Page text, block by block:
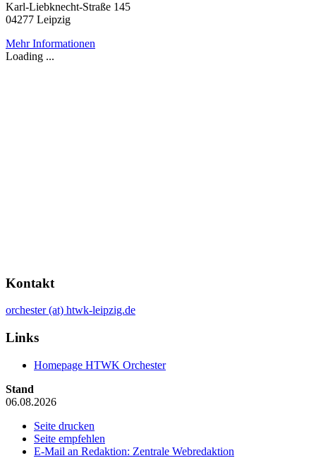
Karl-Liebknecht-Straße 145
04277 Leipzig
Mehr Informationen
Loading ...
Kontakt
orchester (at) htwk-leipzig.de
Links
Homepage HTWK Orchester
Stand
06.08.2026
Seite drucken
Seite empfehlen
E-Mail an Redaktion: Zentrale Webredaktion